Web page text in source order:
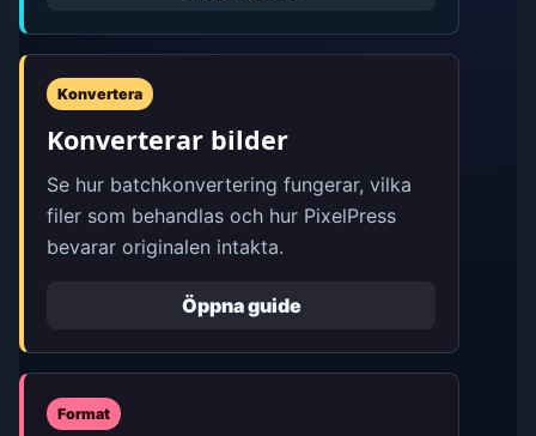
Konvertera
Konverterar bilder
Se hur batchkonvertering fungerar, vilka
filer som behandlas och hur PixelPress
bevarar originalen intakta.
Öppna guide
Format